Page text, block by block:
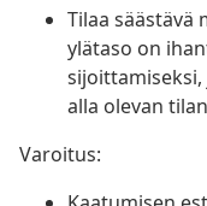
Tilaa säästävä
ylätaso on
alla olevan
Varoitus: